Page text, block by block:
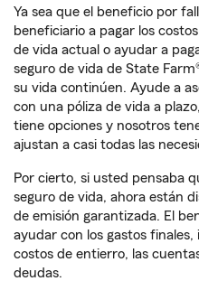
Ya sea que el beneficio por
beneficiario a pagar los
de vida actual o ayudar a
seguro de vida de State
su vida continúen. Ayude a
con una póliza de vida a
tiene opciones y nosotros
ajustan a casi todas las
Por cierto, si usted pensaba
seguro de vida, ahora están
de emisión garantizada. El
ayudar con los gastos
costos de entierro, las
deudas.